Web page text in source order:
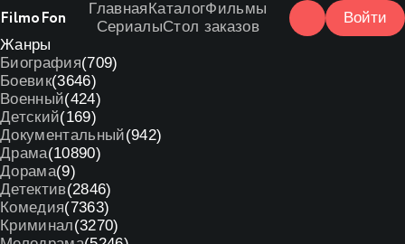
FilmoFon ГлавнаяКаталогФильмы
СериалыСтол заказов
Войти
Жанры
Биография(709)
Боевик(3646)
Военный(424)
Детский(169)
Документальный(942)
Драма(10890)
Дорама(9)
Детектив(2846)
Комедия(7363)
Криминал(3270)